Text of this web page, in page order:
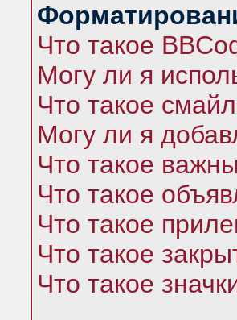
Что такое
Могу ли я
Что такое
Могу ли я
Что такое
Что такое
Что такое
Что такое
Что такое